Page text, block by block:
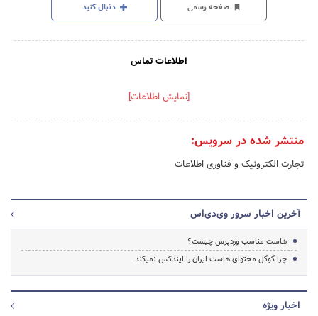
صفحه رسمی دنبال کنید
اطلاعات تماس
[نمایش اطلاعات]
منتشر شده در سرویس:
تجارت الکترونیک و فناوری اطلاعات
آخرین اخبار سرور وی‌دی‌اس
هاست مناسب وردپرس چیست؟
چرا گوگل محتوای هاست ایران را ایندکس نمیکند
اخبار ویژه